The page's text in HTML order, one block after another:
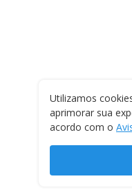
Utilizamos
aprimorar sua
acordo com o